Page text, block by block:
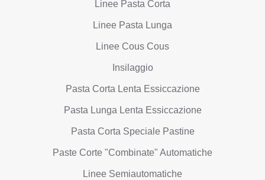
Linee Pasta Corta
Linee Pasta Lunga
Linee Cous Cous
Insilaggio
Pasta Corta Lenta Essiccazione
Pasta Lunga Lenta Essiccazione
Pasta Corta Speciale Pastine
Paste Corte "Combinate" Automatiche
Linee Semiautomatiche